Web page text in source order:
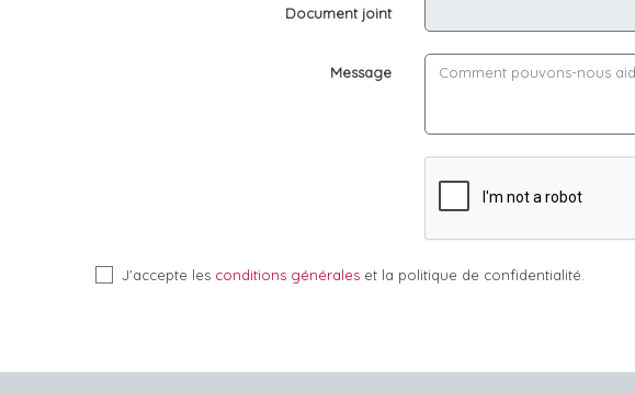
Document joint
Message
J'accepte les conditions générales et la politique de confidentialité.